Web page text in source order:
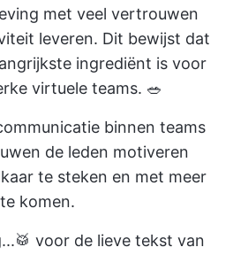
met veel vertrouwen
leveren. Dit bewijst dat
ingrediënt is voor
virtuele teams. 🥗
binnen teams
de leden motiveren
te steken en met meer
komen.
voor de lieve tekst van